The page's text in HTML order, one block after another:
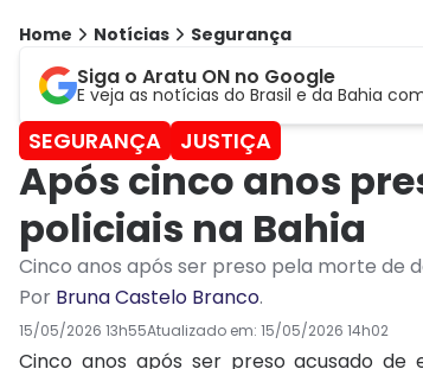
Home Notícias Segurança
Siga o Aratu ON no Google
E veja as notícias do Brasil e da Bahia
SEGURANÇA JUSTIÇA
Após cinco anos
policiais na Bahia
Cinco anos após ser preso pela morte de
Por Bruna Castelo Branco.
15/05/2026 13h55Atualizado em: 15/05/2026 14h02
Cinco anos após ser preso acusado de